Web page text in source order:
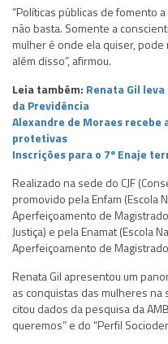
“Políticas públicas de fomento
não basta. Somente a
mulher é onde ela quiser,
além disso”, afirmou.
Leia também: Renata Gil
da Previdência
Alexandre de Moraes recebe
protetivas
Inscrições para o 7º Enaje
Realizado na sede do CJF
promovido pela Enfam (Escola
Aperfeiçoamento de
Justiça) e pela Enamat (Escola
Aperfeiçoamento de
Renata Gil apresentou um
as conquistas das mulheres na
citou dados da pesquisa da
queremos” e do “Perfil